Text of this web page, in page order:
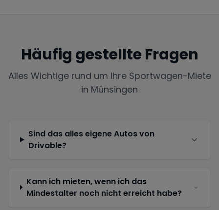
Häufig gestellte Fragen
Alles Wichtige rund um Ihre Sportwagen-Miete
in Münsingen
Sind das alles eigene Autos von
Drivable?
Kann ich mieten, wenn ich das
Mindestalter noch nicht erreicht habe?